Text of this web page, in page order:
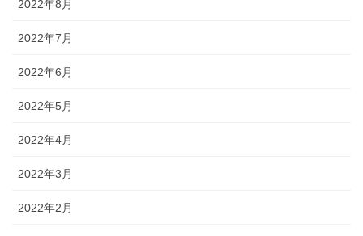
2022年8月
2022年7月
2022年6月
2022年5月
2022年4月
2022年3月
2022年2月